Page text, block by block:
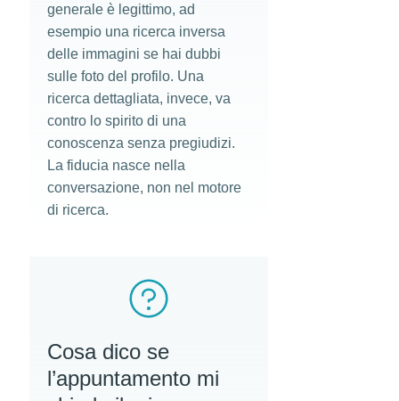
generale è legittimo, ad
esempio una ricerca inversa
delle immagini se hai dubbi
sulle foto del profilo. Una
ricerca dettagliata, invece, va
contro lo spirito di una
conoscenza senza pregiudizi.
La fiducia nasce nella
conversazione, non nel motore
di ricerca.
Cosa dico se
l’appuntamento mi